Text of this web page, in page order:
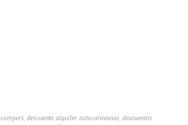
campers, descuento alquiler autocaravanas, descuentos